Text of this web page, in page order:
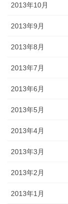
2013年10月
2013年9月
2013年8月
2013年7月
2013年6月
2013年5月
2013年4月
2013年3月
2013年2月
2013年1月